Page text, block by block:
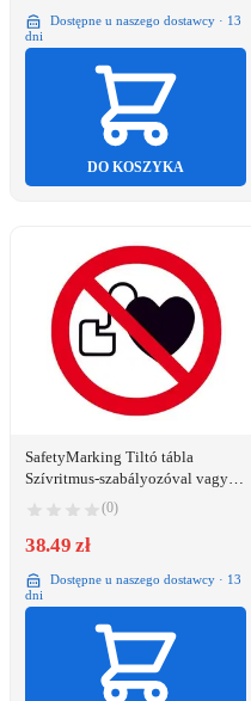
Dostępne u naszego dostawcy · 13
dni
DO KOSZYKA
SafetyMarking Tiltó tábla
Szívritmus-szabályozóval vagy
implantált defibrillátorokkal élő
személyeknek tilos a belépés
Öntapadó fólia ...
(0)
38.49 zł
Dostępne u naszego dostawcy · 13
dni